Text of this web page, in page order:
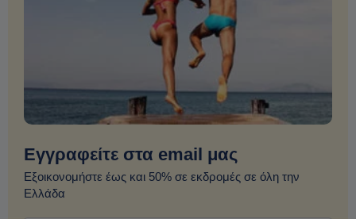
Εγγραφείτε στα email μας
Εξοικονομήστε έως και 50% σε εκδρομές σε όλη την
Ελλάδα